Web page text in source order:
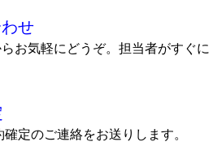
せ
お気軽にどうぞ。担当者がすぐに
定のご連絡をお送りします。